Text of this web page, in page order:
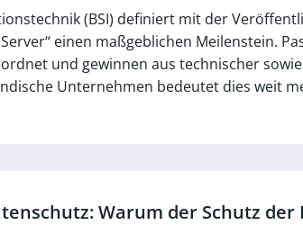
(BSI) definiert mit der
einen maßgeblichen Meilenstein.
und gewinnen aus technischer
Unternehmen bedeutet dies weit
Warum der Schutz der